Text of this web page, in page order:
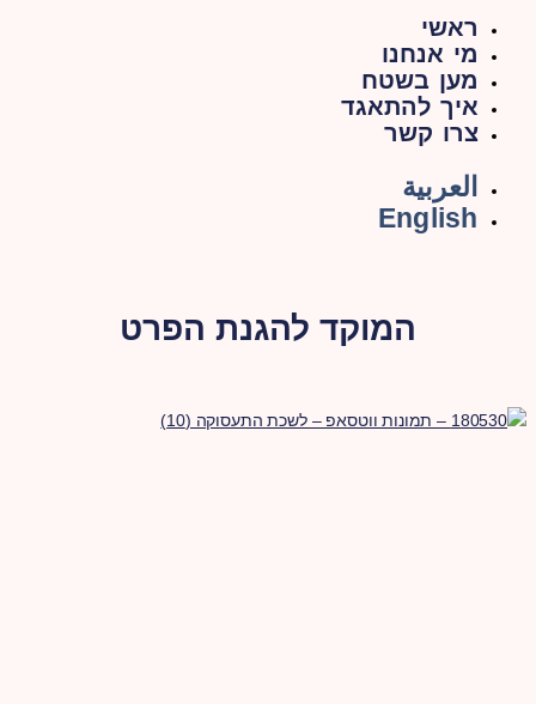
ראשי
מי אנחנו
מען בשטח
איך להתאגד
צרו קשר
العربية
English
המוקד להגנת הפרט